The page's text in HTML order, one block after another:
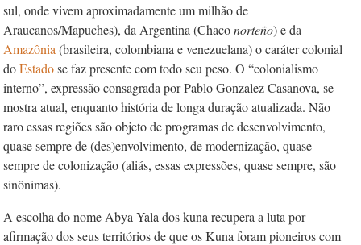
sul, onde vivem aproximadamente um milhão de
Araucanos/Mapuches), da Argentina (Chaconorteño) e da
Amazônia (brasileira, colombiana e venezuelana) o caráter colonial
doEstadose faz presente com todo seu peso. O “colonialismo
interno”, expressão consagrada por Pablo Gonzalez Casanova, se
mostra atual, enquanto história de longa duração atualizada. Não
raro essas regiões são objeto de programas de desenvolvimento,
quase sempre de (des)envolvimento, de modernização, quase
sempre de colonização (aliás, essas expressões, quase sempre, são
sinônimas).
A escolha do nome Abya Yala dos kuna recupera a luta por
afirmação dos seus territórios de que os Kuna foram pioneiros com